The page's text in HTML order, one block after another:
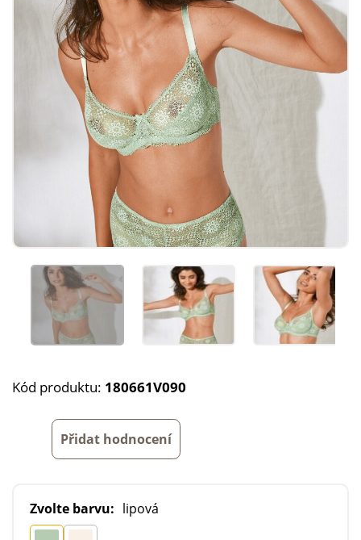
Kód produktu: 180661V090
Přidat hodnocení
Zvolte barvu: lipová